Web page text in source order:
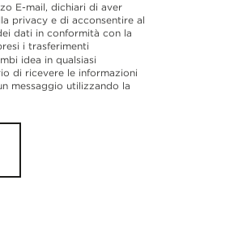
E-mail, dichiari di aver
privacy e di acconsentire al
dati in conformità con la
i trasferimenti
idea in qualsiasi
di ricevere le informazioni
messaggio utilizzando la